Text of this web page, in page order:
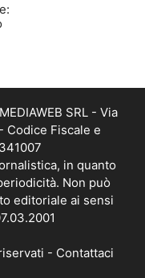
SRL - Via
Codice Fiscale e
in quanto
Non può
editoriale ai sensi
- Contattaci